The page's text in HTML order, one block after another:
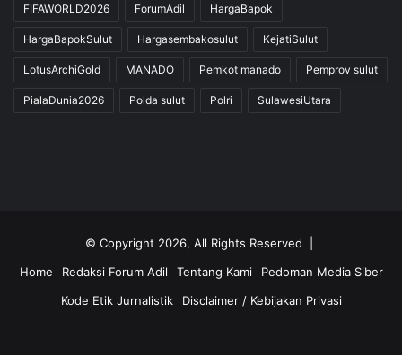
FIFAWORLD2026 ForumAdil HargaBapok
HargaBapokSulut Hargasembakosulut KejatiSulut
LotusArchiGold MANADO Pemkot manado Pemprov sulut
PialaDunia2026 Polda sulut Polri SulawesiUtara
© Copyright 2026, All Rights Reserved |
Home
Redaksi Forum Adil Tentang Kami
Pedoman Media Siber
Kode Etik Jurnalistik
Disclaimer / Kebijakan Privasi